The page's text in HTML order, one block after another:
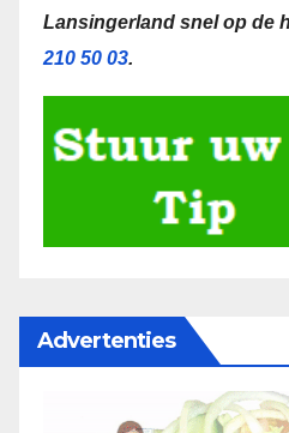
Lansingerland snel op de
210 50 03.
Advertenties